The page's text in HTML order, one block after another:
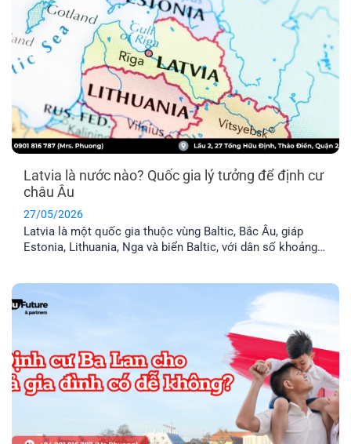
Latvia là nước nào? Quốc gia lý tưởng để định cư
châu Âu
27/05/2026
Latvia là một quốc gia thuộc vùng Baltic, Bắc Âu, giáp
Estonia, Lithuania, Nga và biển Baltic, với dân số khoảng